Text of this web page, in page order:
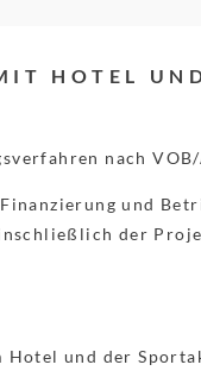
HOTEL
nach VOB/
und
der
und der